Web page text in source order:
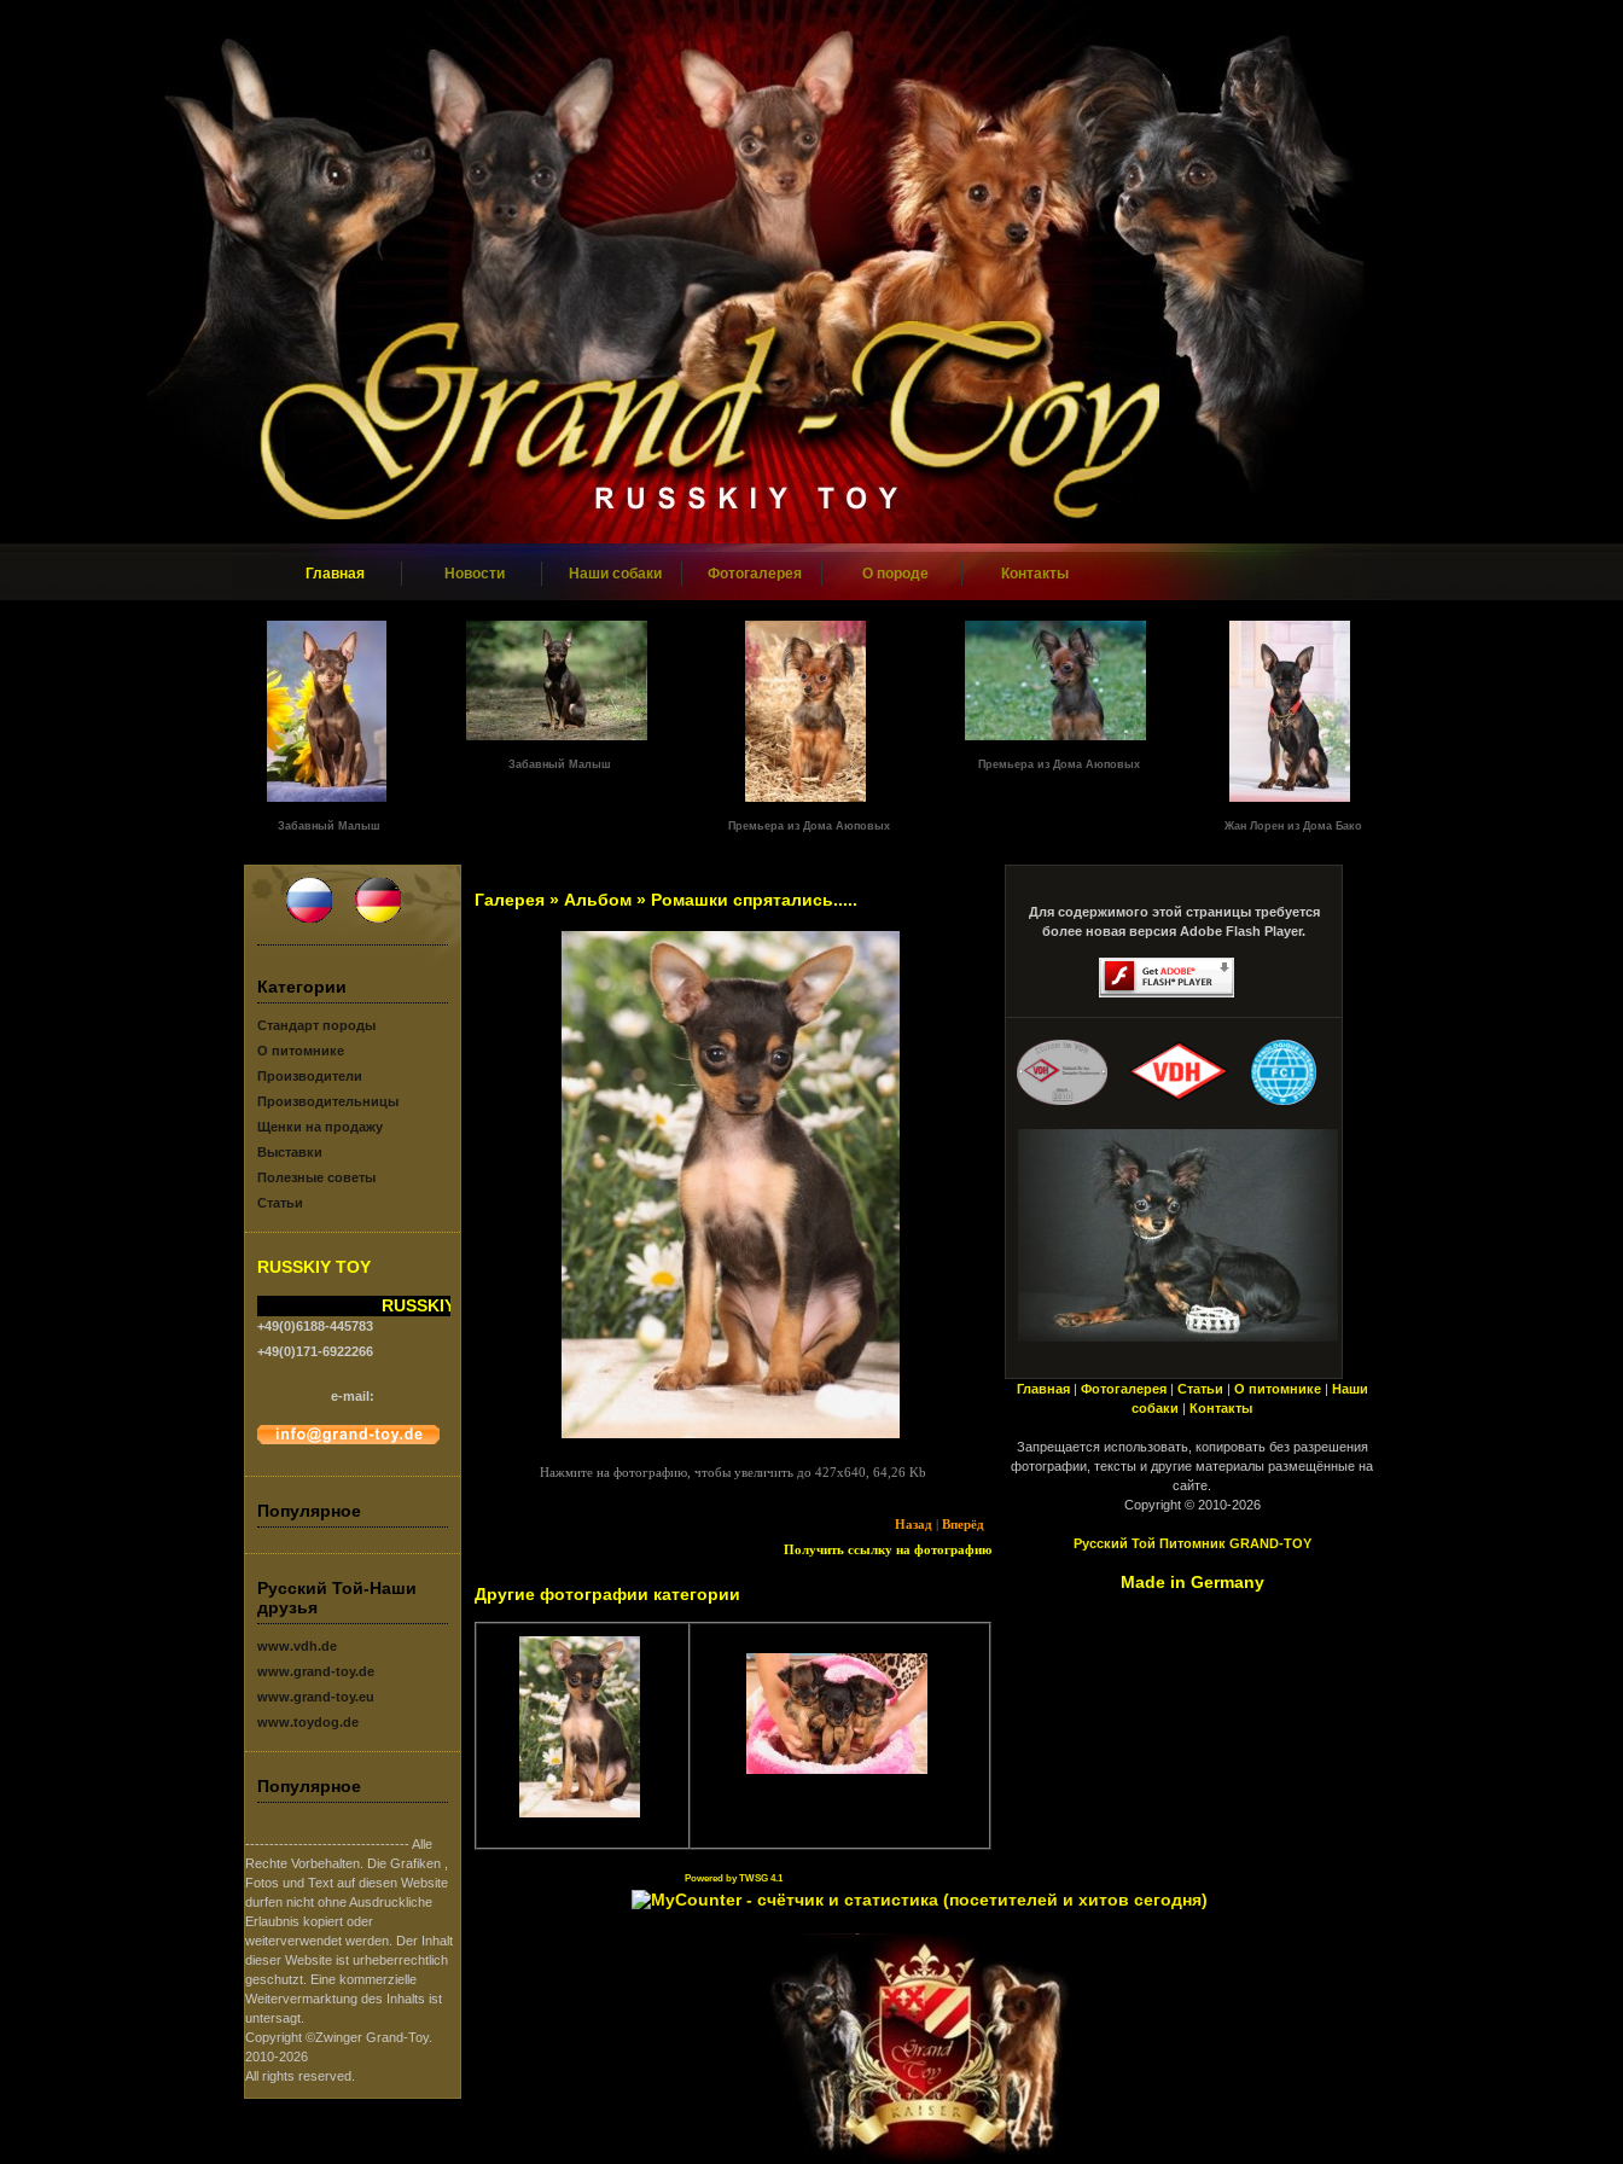
Главная Новости Наши собаки Фотогалерея О породе Контакты
Забавный Малыш
Забавный Малыш
Премьера из Дома Аюповых
Премьера из Дома Аюповых
Жан Лорен из Дома Бако
Категории
Стандарт породы
О питомнике
Производители
Производительницы
Щенки на продажу
Выставки
Полезные советы
Статьи
RUSSKIY TOY
RUSSKIY TOY vom Grand-Toy.FCI/VDH
+49(0)6188-445783
+49(0)171-6922266
e-mail:
Популярное
Русский Той-Наши
друзья
www.vdh.de
www.grand-toy.de
www.grand-toy.eu
www.toydog.de
Популярное
---------------------------------- Alle
Rechte Vorbehalten. Die Grafiken ,
Fotos und Text auf diesen Website
durfen nicht ohne Ausdruckliche
Erlaubnis kopiert oder
weiterverwendet werden. Der Inhalt
dieser Website ist urheberrechtlich
geschutzt. Eine kommerzielle
Weitervermarktung des Inhalts ist
untersagt.
Copyright ©Zwinger Grand-Toy.
2010-2026
All rights reserved.
Галерея » Альбом » Ромашки спрятались.....
Нажмите на фотографию, чтобы увеличить до 427x640, 64,26 Kb
Назад | Вперёд
Получить ссылку на фотографию
Другие фотографии категории
Powered by TWSG 4.1
Для содержимого этой страницы требуется
более новая версия Adobe Flash Player.
Главная| Фотогалерея| Статьи | О питомнике | Наши
собаки | Контакты
Запрещается использовать, копировать без разрешения
фотографии, тексты и другие материалы размещённые на
сайте.
Copyright © 2010-2026
Русский Той Питомник GRAND-TOY
Made in Germany